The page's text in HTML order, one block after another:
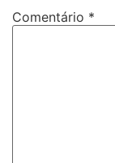
Comentário *